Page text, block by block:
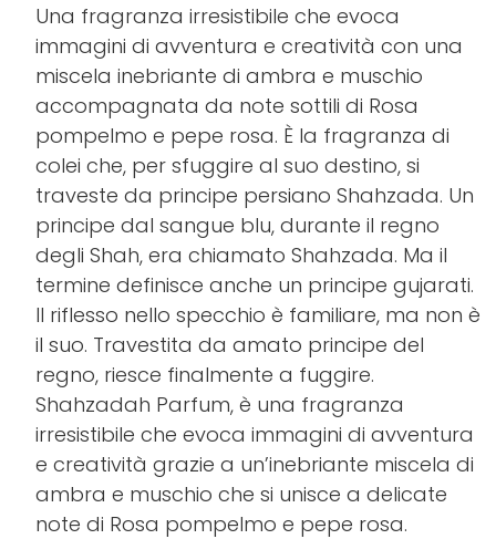
Una fragranza irresistibile che evoca
immagini di avventura e creatività con una
miscela inebriante di ambra e muschio
accompagnata da note sottili di Rosa
pompelmo e pepe rosa. È la fragranza di
colei che, per sfuggire al suo destino, si
traveste da principe persiano Shahzada. Un
principe dal sangue blu, durante il regno
degli Shah, era chiamato Shahzada. Ma il
termine definisce anche un principe gujarati.
Il riflesso nello specchio è familiare, ma non è
il suo. Travestita da amato principe del
regno, riesce finalmente a fuggire.
Shahzadah Parfum, è una fragranza
irresistibile che evoca immagini di avventura
e creatività grazie a un’inebriante miscela di
ambra e muschio che si unisce a delicate
note di Rosa pompelmo e pepe rosa.